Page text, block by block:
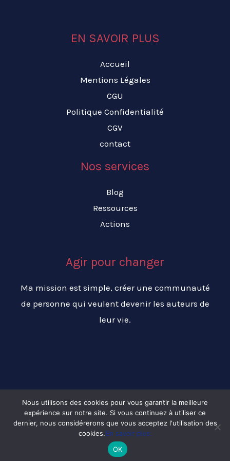
EN SAVOIR PLUS
Accueil
Mentions Légales
CGU
Politique Confidentialité
CGV
contact
Nos services
Blog
Ressources
Actions
Agir pour changer
Ma mission est simple, créer une communauté
de personne qui veulent devenir les auteurs de
leur vie.
Copyright © 2026 Changer ma vie pour réussir ma vie
Nous utilisons des cookies pour vous garantir la meilleure
expérience sur notre site. Si vous continuez à utiliser ce
dernier, nous considérerons que vous acceptez l'utilisation des
cookies.En savoir plus.
OK